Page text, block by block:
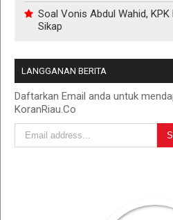
Soal Vonis Abdul Wahid,
Sikap
LANGGANAN BERITA
Daftarkan Email anda untuk
KoranRiau.Co